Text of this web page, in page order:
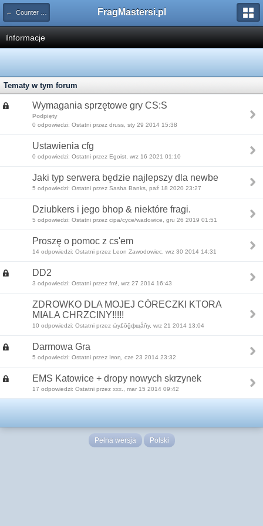
← Counter Strike: Source FragMastersi.pl
Informacje
Tematy w tym forum
Wymagania sprzętowe gry CS:S
Podpięty
0 odpowiedzi: Ostatni przez druss, sty 29 2014 15:38
Ustawienia cfg
0 odpowiedzi: Ostatni przez Egoist, wrz 16 2021 01:10
Jaki typ serwera będzie najlepszy dla newbe
5 odpowiedzi: Ostatni przez Sasha Banks, paź 18 2020 23:27
Dziubkers i jego bhop & niektóre fragi.
5 odpowiedzi: Ostatni przez cipa/cyce/wadowice, gru 26 2019 01:51
Proszę o pomoc z cs'em
14 odpowiedzi: Ostatni przez Leon Zawodowiec, wrz 30 2014 14:31
DD2
3 odpowiedzi: Ostatni przez fm!, wrz 27 2014 16:43
ZDROWKO DLA MOJEJ CÓRECZKI KTORA
MIALA CHRZCINY!!!!!
10 odpowiedzi: Ostatni przez ώy₤ŏğфщǻňy, wrz 21 2014 13:04
Darmowa Gra
5 odpowiedzi: Ostatni przez Iʀoη, cze 23 2014 23:32
EMS Katowice + dropy nowych skrzynek
17 odpowiedzi: Ostatni przez xxx., mar 15 2014 09:42
Pełna wersja Polski